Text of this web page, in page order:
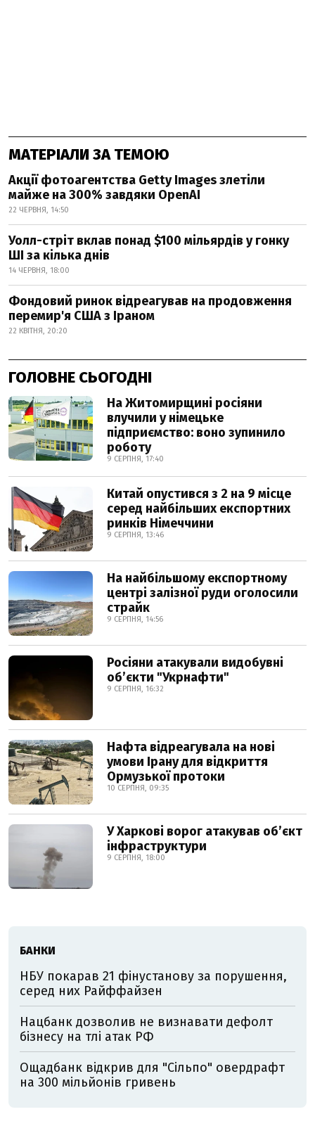
МАТЕРІАЛИ ЗА ТЕМОЮ
Акції фотоагентства Getty Images злетіли
майже на 300% завдяки OpenAI
22 ЧЕРВНЯ, 14:50
Уолл-стріт вклав понад $100 мільярдів у гонку
ШІ за кілька днів
14 ЧЕРВНЯ, 18:00
Фондовий ринок відреагував на продовження
перемир'я США з Іраном
22 КВІТНЯ, 20:20
ГОЛОВНЕ СЬОГОДНІ
На Житомирщині росіяни
влучили у німецьке
підприємство: воно зупинило
роботу
9 СЕРПНЯ, 17:40
Китай опустився з 2 на 9 місце
серед найбільших експортних
ринків Німеччини
9 СЕРПНЯ, 13:46
На найбільшому експортному
центрі залізної руди оголосили
страйк
9 СЕРПНЯ, 14:56
Росіяни атакували видобувні
обʼєкти "Укрнафти"
9 СЕРПНЯ, 16:32
Нафта відреагувала на нові
умови Ірану для відкриття
Ормузької протоки
10 СЕРПНЯ, 09:35
У Харкові ворог атакував обʼєкт
інфраструктури
9 СЕРПНЯ, 18:00
БАНКИ
НБУ покарав 21 фінустанову за порушення,
серед них Райффайзен
Нацбанк дозволив не визнавати дефолт
бізнесу на тлі атак РФ
Ощадбанк відкрив для "Сільпо" овердрафт
на 300 мільйонів гривень